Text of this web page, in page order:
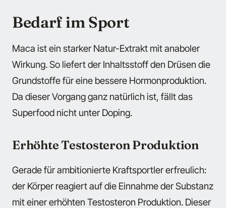
Bedarf im Sport
Maca ist ein starker Natur-Extrakt mit anaboler
Wirkung. So liefert der Inhaltsstoff den Drüsen die
Grundstoffe für eine bessere Hormonproduktion.
Da dieser Vorgang ganz natürlich ist, fällt das
Superfood nicht unter Doping.
Erhöhte Testosteron Produktion
Gerade für ambitionierte Kraftsportler erfreulich:
der Körper reagiert auf die Einnahme der Substanz
mit einer erhöhten Testosteron Produktion. Dieser